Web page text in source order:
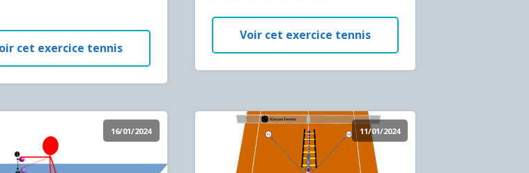
cet exercice tennis
Voir cet exercice tennis
16/01/2024 11/01/2024